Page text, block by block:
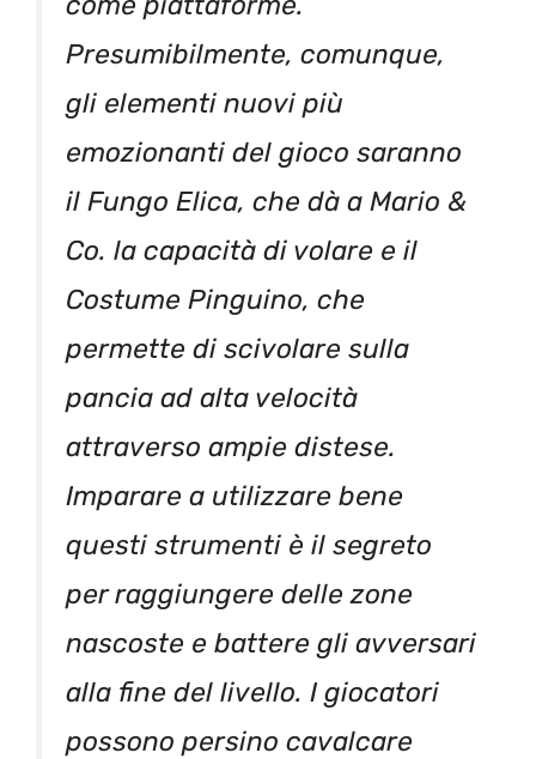
Presumibilmente, comunque,
gli elementi nuovi più
emozionanti del gioco saranno
il Fungo Elica, che dà a Mario &
Co. la capacità di volare e il
Costume Pinguino, che
permette di scivolare sulla
pancia ad alta velocità
attraverso ampie distese.
Imparare a utilizzare bene
questi strumenti è il segreto
per raggiungere delle zone
nascoste e battere gli avversari
alla fine del livello. I giocatori
possono persino cavalcare